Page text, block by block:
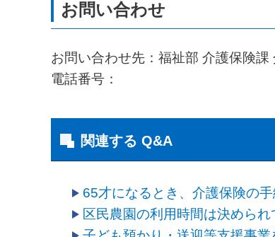
お問い合わせ先：福祉部 介護保険課
電話番号：
関連する Q&A
65才になるとき、介護保険の手
区民農園の利用時間は決められ